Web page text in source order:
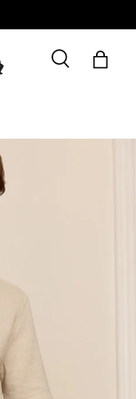
Suche